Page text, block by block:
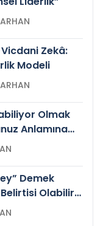
Nevzat TARHAN
Zekâ:
Modeli
Nevzat TARHAN
Olmak
Anlamına
Demek
Olabilir